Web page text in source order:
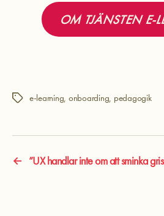
OM TJÄNSTEN E-
Etikettere-learning, onboarding, pedagogik
← ”UX handlar inte om att sminka